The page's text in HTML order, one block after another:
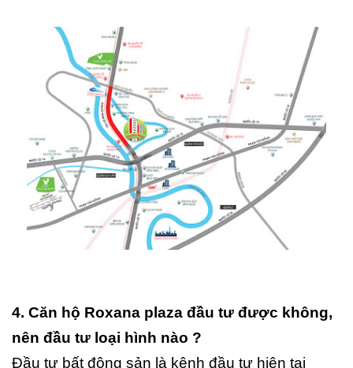
4. Căn hộ Roxana plaza đầu tư được không,
nên đầu tư loại hình nào ?
Đầu tư bất động sản là kênh đầu tư hiện tại